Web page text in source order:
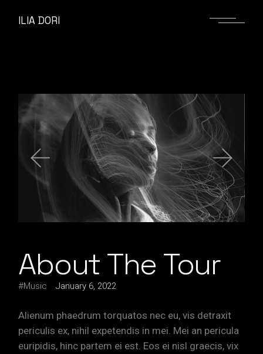
ILIA DORI
About The Tour
Music January 6, 2022
Alienum phaedrum torquatos nec eu, vis detraxit
periculis ex, nihil expetendis in mei. Mei an pericula
euripidis, hinc partem ei est. Eos ei nisl graecis, vix